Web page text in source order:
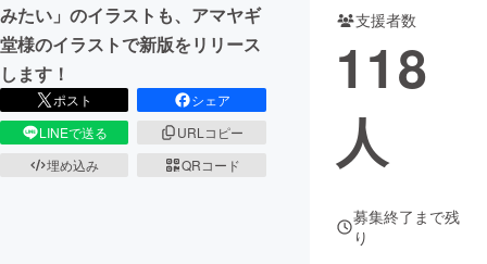
みたい」のイラストも、アマヤギ
堂様のイラストで新版をリリース
します！
ポスト
シェア
LINEで送る
URLコピー
埋め込み
QRコード
支援者数
118
人
募集終了まで残
り